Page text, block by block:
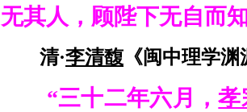
无其人，顾陛下无自而
清·李清馥 《闽中理学渊
“三十二年六月，孝